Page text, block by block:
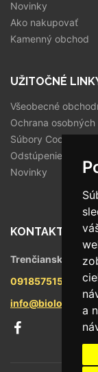
a
Novinky
Ako nakupovať
Kamenný obchod
UŽITOČNÉ
Všeobecné
Ochrana osobných
Súbory Cookies
Odstúpenie od
Novinky
KONTAKT
Trenčianska 56/F,
0918575158
info@biologika.sk